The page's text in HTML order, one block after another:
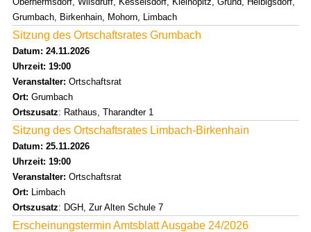
Grumbach, Birkenhain, Mohorn, Limbach
Sitzung des Ortschaftsrates Grumbach
Datum: 24.11.2026
Uhrzeit: 19:00
Veranstalter: Ortschaftsrat
Ort: Grumbach
Ortszusatz: Rathaus, Tharandter 1
Sitzung des Ortschaftsrates Limbach-Birkenhain
Datum: 25.11.2026
Uhrzeit: 19:00
Veranstalter: Ortschaftsrat
Ort: Limbach
Ortszusatz: DGH, Zur Alten Schule 7
Erscheinungstermin Amtsblatt Ausgabe 24/2026